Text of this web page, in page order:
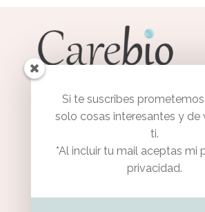
Atención al cliente
Si te suscribes
solo cosas interesantes y de
ti.
*Al incluir tu mail aceptas mi
privacidad.